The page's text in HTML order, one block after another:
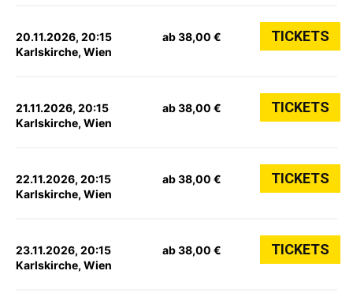
20.11.2026, 20:15
Karlskirche, Wien
ab 38,00 € TICKETS
21.11.2026, 20:15
Karlskirche, Wien
ab 38,00 € TICKETS
22.11.2026, 20:15
Karlskirche, Wien
ab 38,00 € TICKETS
23.11.2026, 20:15
Karlskirche, Wien
ab 38,00 € TICKETS